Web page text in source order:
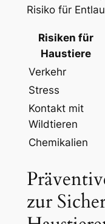
Risiko ⁢für
Risiken für
Haustiere
⁢Verkehr
Stress
Kontakt mit
Wildtieren
Chemikalien
zur